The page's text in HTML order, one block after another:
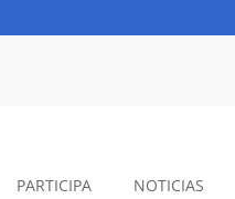
PARTICIPA NOTICIAS